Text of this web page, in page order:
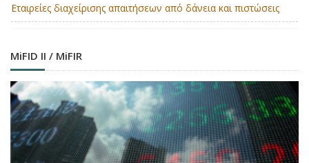
Εταιρείες διαχείρισης απαιτήσεων από δάνεια και πιστώσεις
MiFID II / MiFIR